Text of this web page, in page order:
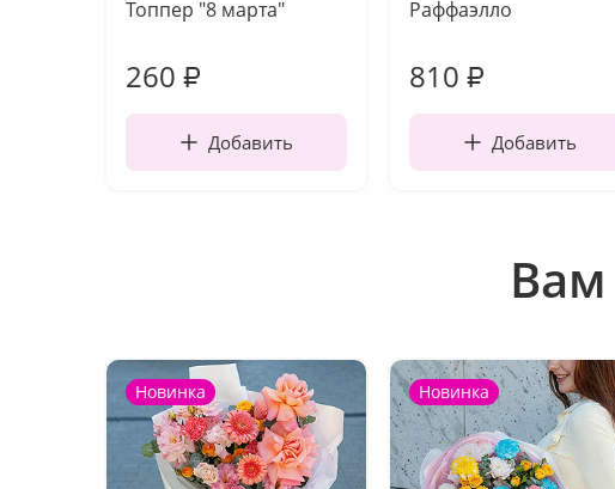
Топпер "8 марта"
260 ₽
Добавить
Раффаэлло
810 ₽
Добавить
Вам
Новинка Новинка